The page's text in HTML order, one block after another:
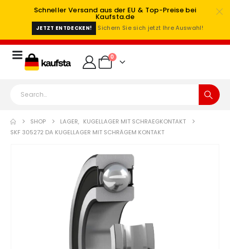
Schneller Versand aus der EU & Top-Preise bei
Kaufsta.de
JETZT ENTDECKEN! Sichern Sie sich jetzt Ihre Auswahl!
0
SHOP LAGER, KUGELLAGER MIT SCHRAEGKONTAKT
SKF 305272 DA KUGELLAGER MIT SCHRÄGEM KONTAKT